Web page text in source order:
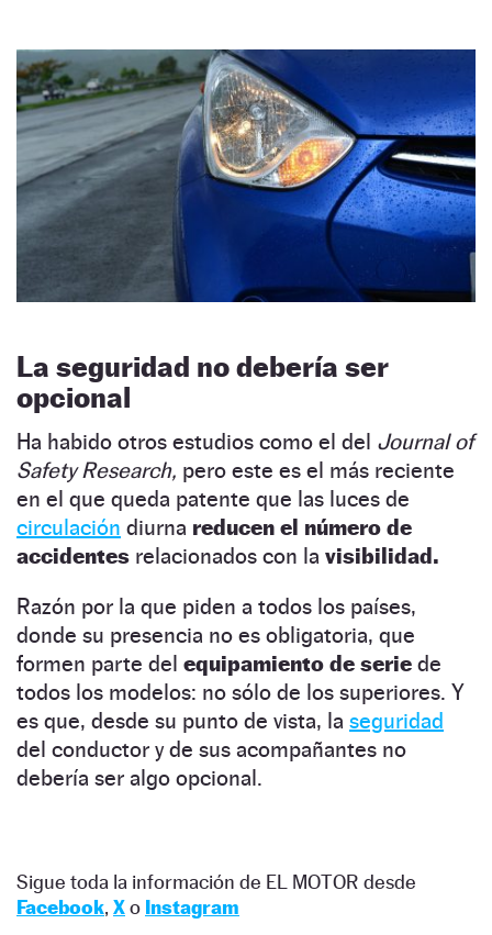
La seguridad no debería ser
opcional
Ha habido otros estudios como el del Journal of
Safety Research, pero este es el más reciente
en el que queda patente que las luces de
circulación diurna reducen el número de
accidentes relacionados con la visibilidad.
Razón por la que piden a todos los países,
donde su presencia no es obligatoria, que
formen parte del equipamiento de serie de
todos los modelos: no sólo de los superiores. Y
es que, desde su punto de vista, la seguridad
del conductor y de sus acompañantes no
debería ser algo opcional.
Sigue toda la información de EL MOTOR desde
Facebook, Xo Instagram